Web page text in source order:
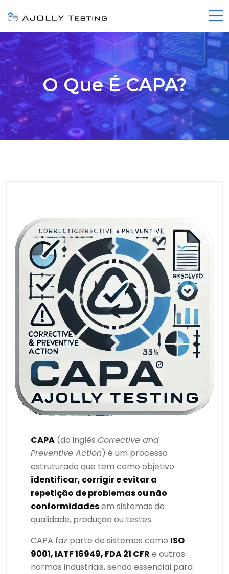
O Que É CAPA?
CAPA (do inglêsCorrective and
Preventive Action) é um processo
estruturado que tem como objetivo
identificar, corrigir e evitar a
repetição de problemas ou não
conformidadesem sistemas de
qualidade, produção ou testes.
CAPA faz parte de sistemas como ISO
9001, IATF 16949, FDA 21 CFR e outras
normas industriais, sendo essencial para